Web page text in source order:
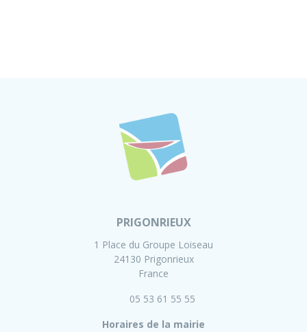
PRIGONRIEUX
1 Place du Groupe Loiseau
24130 Prigonrieux
France
05 53 61 55 55
Horaires de la mairie